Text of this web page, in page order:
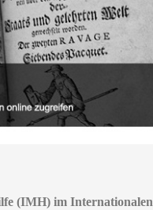
(IMH) im Internationalen